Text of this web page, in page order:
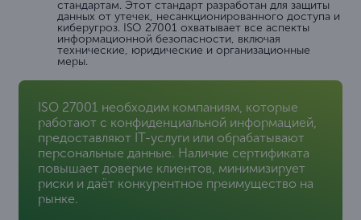
стандартам. Этот стандарт разработан для защиты
данных от утечек, несанкционированного доступа и
киберугроз. ISO 27001 охватывает все аспекты
информационной безопасности, включая
технические, юридические и организационные
меры.
ISO 27001 необходим компаниям, которые
работают с конфиденциальной информацией,
предоставляют IT-услуги или обрабатывают
персональные данные. Наличие сертификата
повышает доверие клиентов, минимизирует
риски и даёт конкурентное преимущество на
рынке.